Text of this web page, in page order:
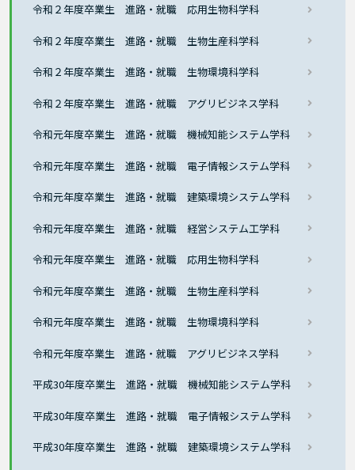
令和２年度卒業生 進路・就職 応用生物科学科
令和２年度卒業生 進路・就職 生物生産科学科
令和２年度卒業生 進路・就職 生物環境科学科
令和２年度卒業生 進路・就職 アグリビジネス学科
令和元年度卒業生 進路・就職 機械知能システム学科
令和元年度卒業生 進路・就職 電子情報システム学科
令和元年度卒業生 進路・就職 建築環境システム学科
令和元年度卒業生 進路・就職 経営システム工学科
令和元年度卒業生 進路・就職 応用生物科学科
令和元年度卒業生 進路・就職 生物生産科学科
令和元年度卒業生 進路・就職 生物環境科学科
令和元年度卒業生 進路・就職 アグリビジネス学科
平成30年度卒業生 進路・就職 機械知能システム学科
平成30年度卒業生 進路・就職 電子情報システム学科
平成30年度卒業生 進路・就職 建築環境システム学科